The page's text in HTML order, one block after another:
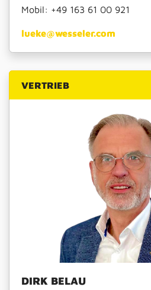
Mobil: +49 163 61 00 921
lueke@wesseler.com
VERTRIEB
DIRK BELAU